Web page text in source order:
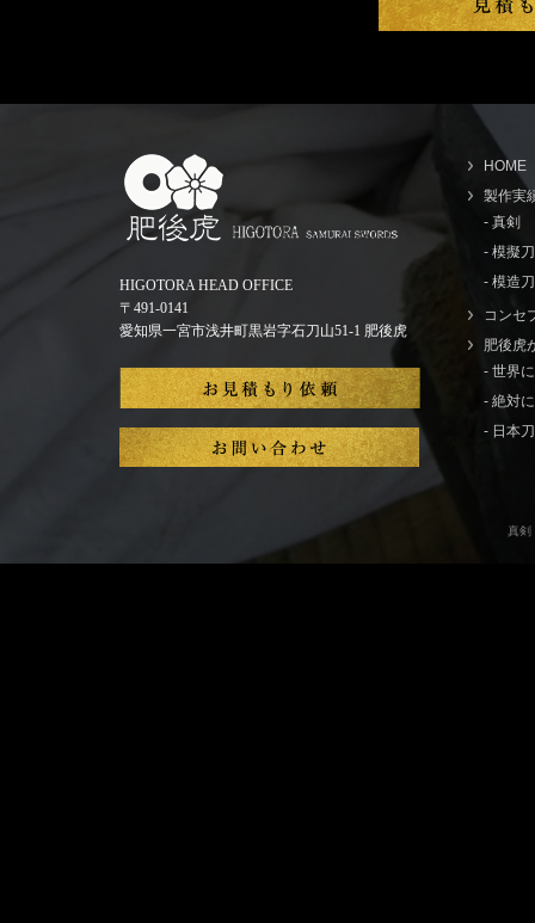
HIGOTORA HEAD OFFICE
〒491-0141
愛知県一宮市浅井町黒岩字石刀山51-1 肥後虎
HOME
製作実
- 真剣
- 模擬
- 模造刀
コンセ
肥後虎
- 世界
- 絶対
- 日本
真